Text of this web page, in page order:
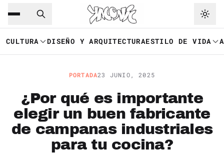
Saltar al contenido principal
CULTURA DISEÑO Y ARQUITECTURAESTILO DE VIDA
PORTADA23 JUNIO, 2025
¿Por qué es importante
elegir un buen fabricante
de campanas industriales
para tu cocina?